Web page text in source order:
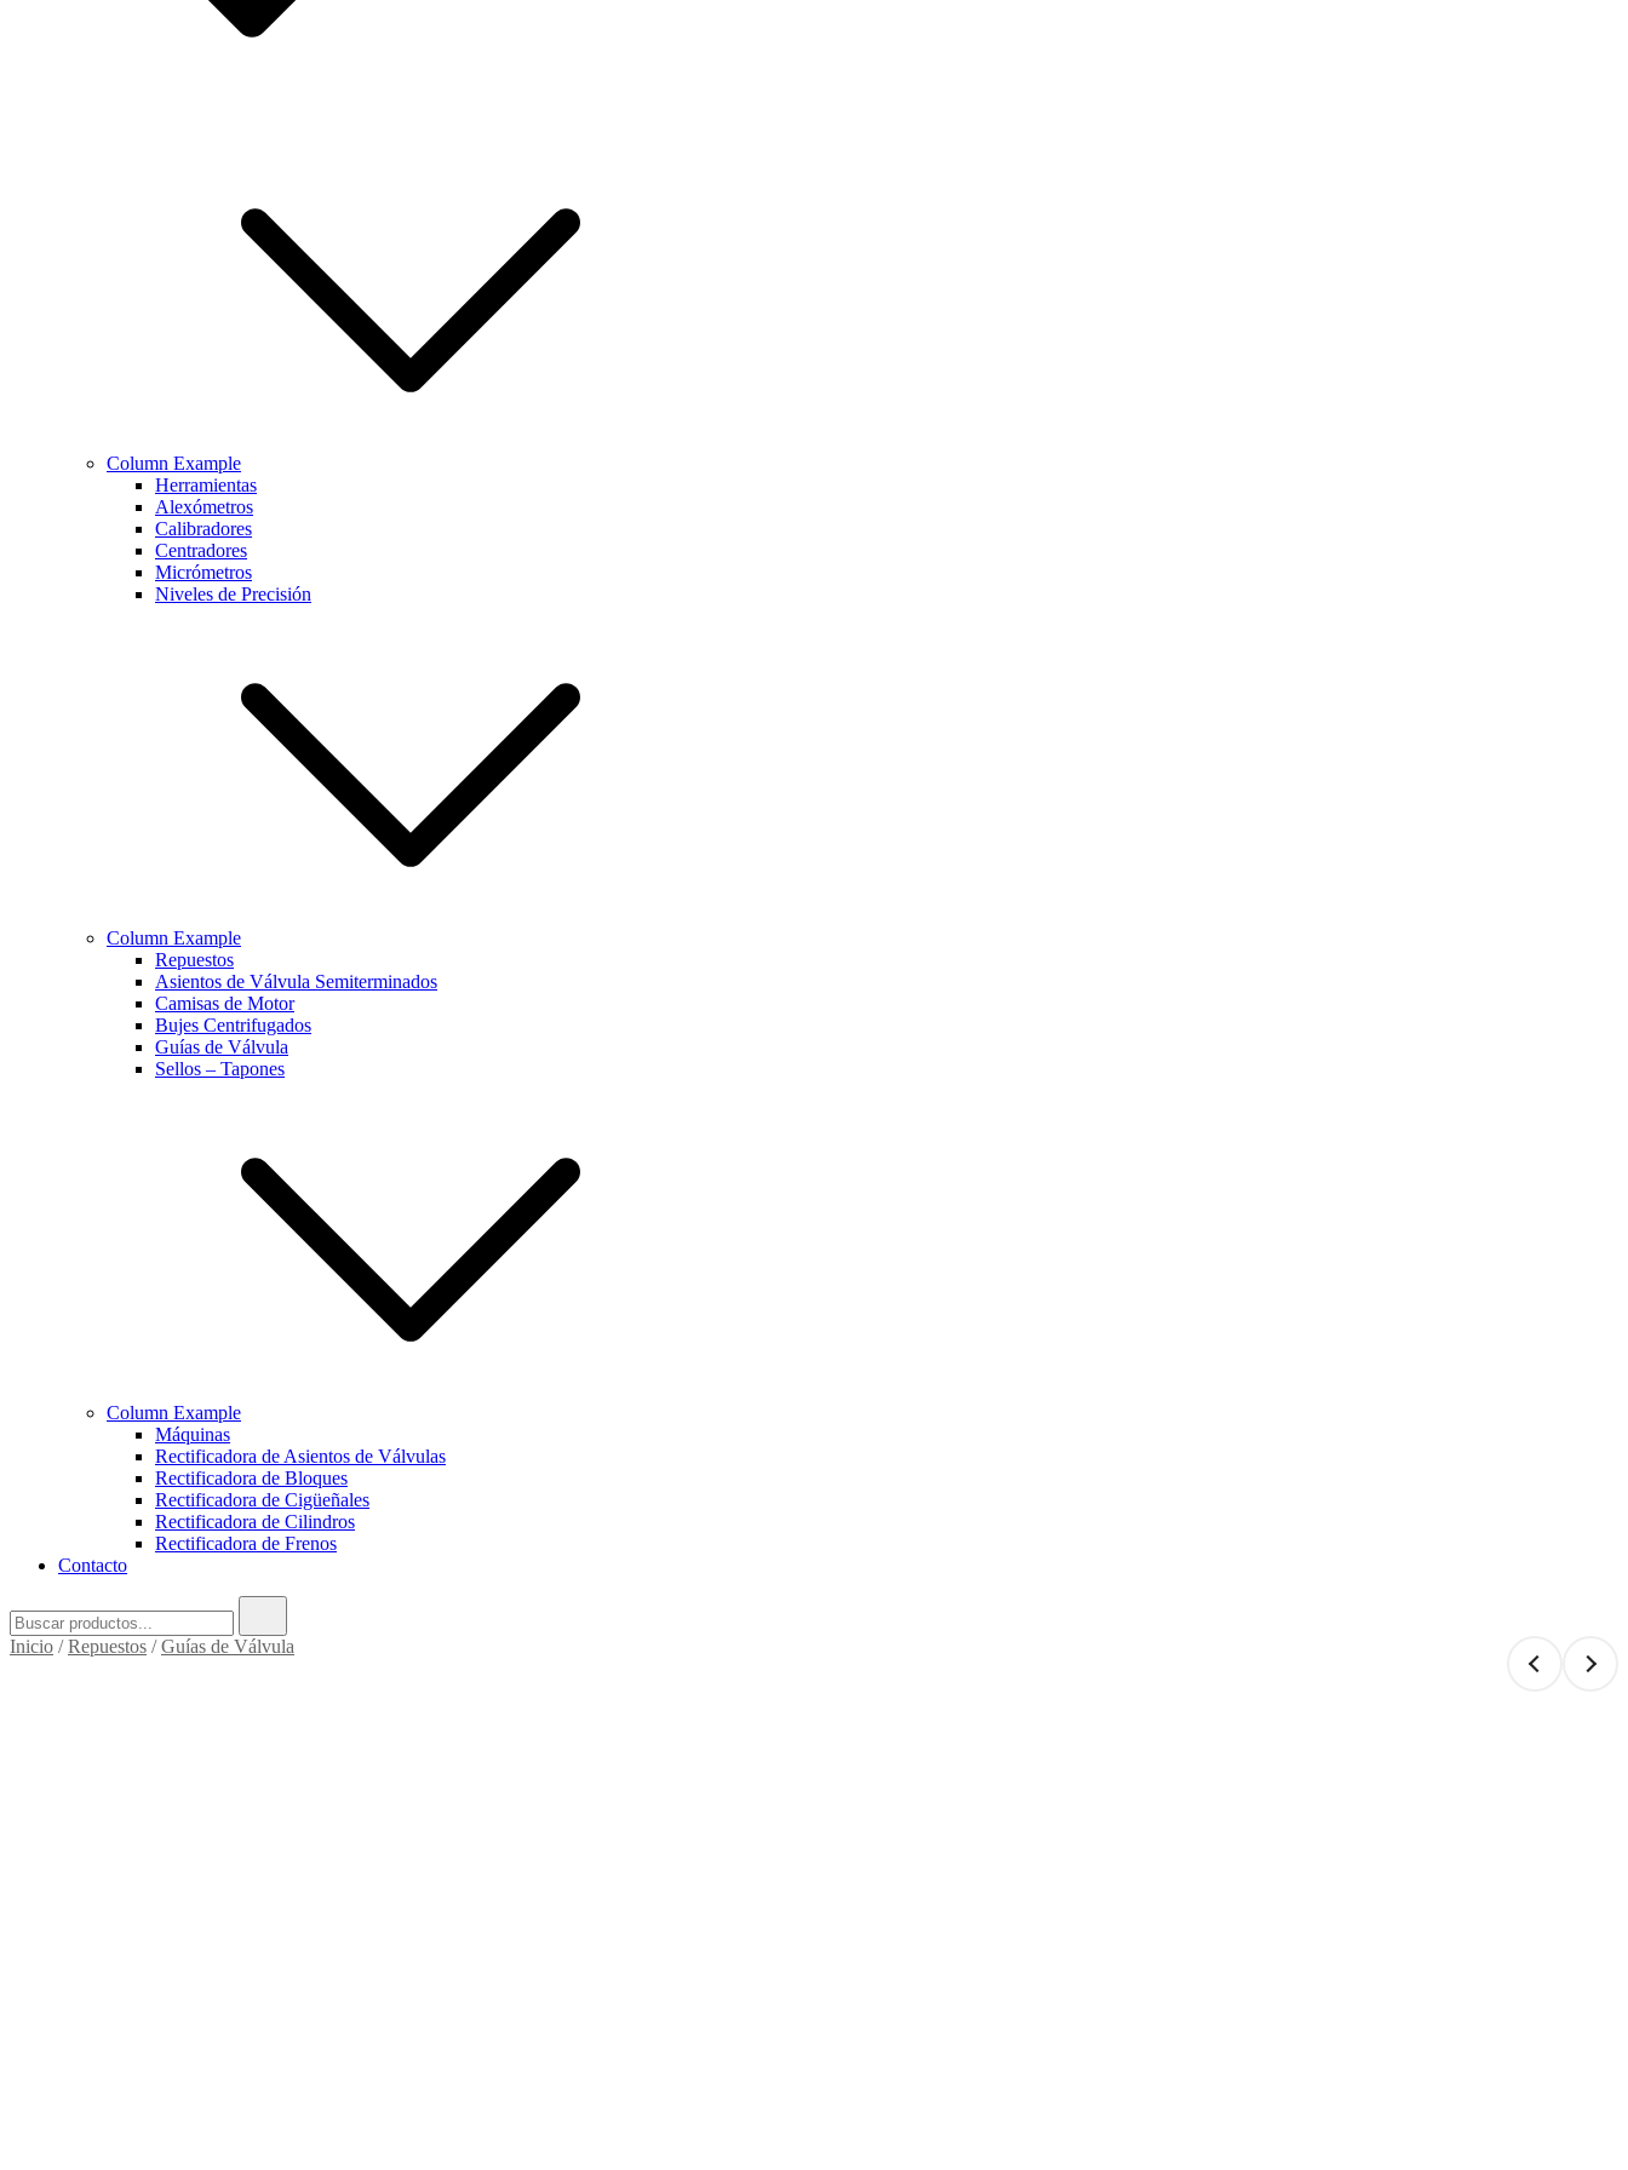
Column Example
Herramientas
Alexómetros
Calibradores
Centradores
Micrómetros
Niveles de Precisión
Column Example
Repuestos
Asientos de Válvula Semiterminados
Camisas de Motor
Bujes Centrifugados
Guías de Válvula
Sellos – Tapones
Column Example
Máquinas
Rectificadora de Asientos de Válvulas
Rectificadora de Bloques
Rectificadora de Cigüeñales
Rectificadora de Cilindros
Rectificadora de Frenos
Contacto
Inicio /Repuestos /Guías de Válvula